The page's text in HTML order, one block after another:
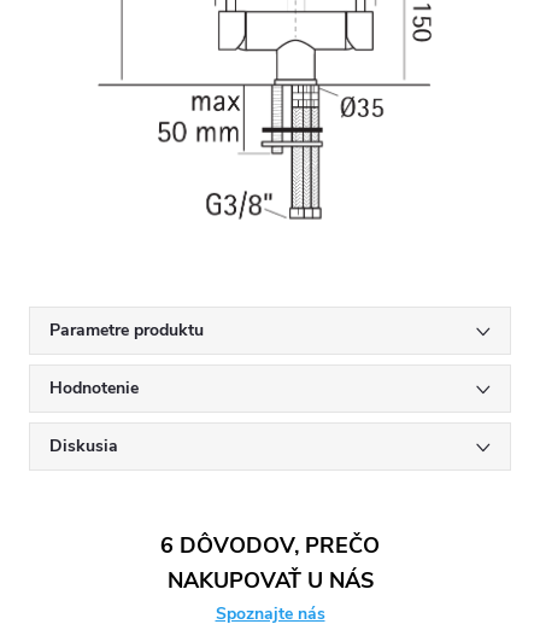
Parametre produktu
Hodnotenie
Diskusia
6 DÔVODOV, PREČO
NAKUPOVAŤ U NÁS
Spoznajte nás